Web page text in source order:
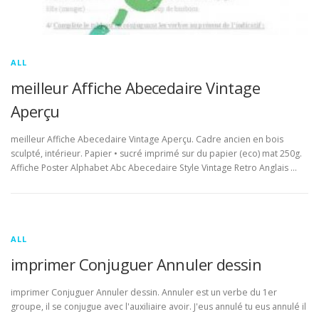
ALL
meilleur Affiche Abecedaire Vintage
Aperçu
meilleur Affiche Abecedaire Vintage Aperçu. Cadre ancien en bois
sculpté, intérieur. Papier • sucré imprimé sur du papier (eco) mat 250g.
Affiche Poster Alphabet Abc Abecedaire Style Vintage Retro Anglais …
ALL
imprimer Conjuguer Annuler dessin
imprimer Conjuguer Annuler dessin. Annuler est un verbe du 1er
groupe, il se conjugue avec l'auxiliaire avoir. J'eus annulé tu eus annulé il